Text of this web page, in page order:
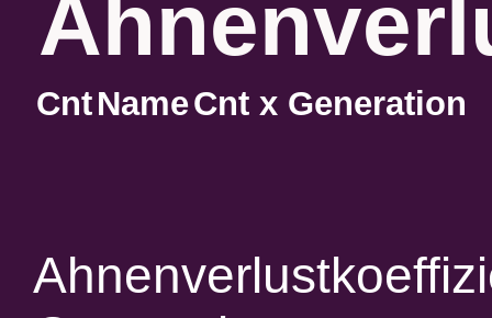
CntNameCnt x Generation